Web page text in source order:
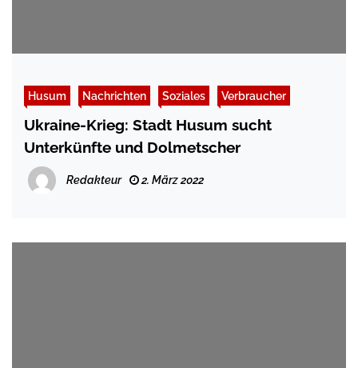
Husum Nachrichten Soziales Verbraucher
Ukraine-Krieg: Stadt Husum sucht
Unterkünfte und Dolmetscher
Redakteur 2. März 2022